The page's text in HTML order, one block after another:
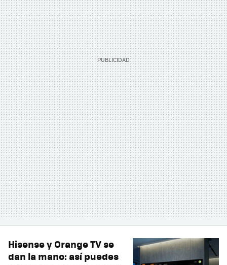
Hisense y Orange TV se
dan la mano: así puedes